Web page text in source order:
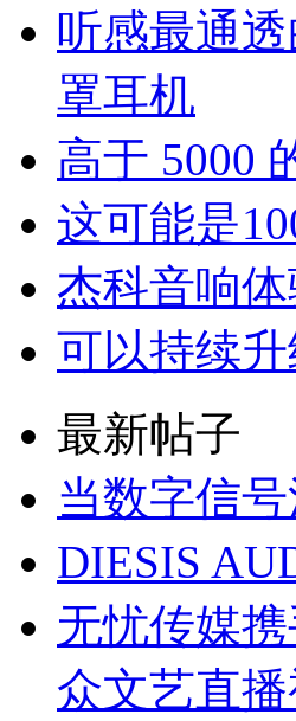
听感最通透
罩耳机
高于 5000
这可能是
杰科音响
可以持续
最新帖子
当数字信
DIESIS
无忧传媒
众文艺直